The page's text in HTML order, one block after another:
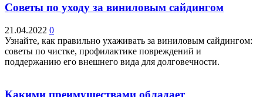
Советы по уходу за виниловым сайдингом
21.04.2022 0
Узнайте, как правильно ухаживать за виниловым сайдингом:
советы по чистке, профилактике повреждений и
поддержанию его внешнего вида для долговечности.
Какими преимуществами обладает